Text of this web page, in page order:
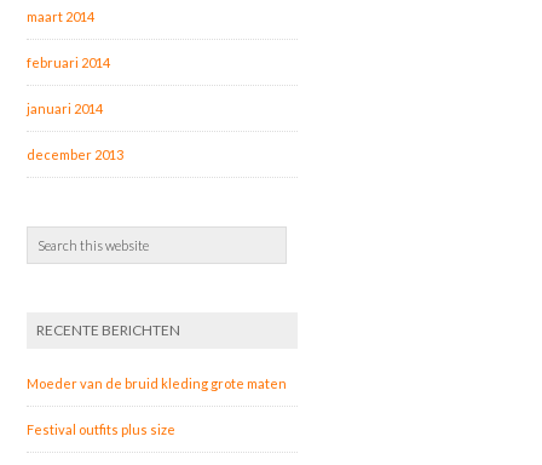
maart 2014
februari 2014
januari 2014
december 2013
RECENTE BERICHTEN
Moeder van de bruid kleding grote maten
Festival outfits plus size